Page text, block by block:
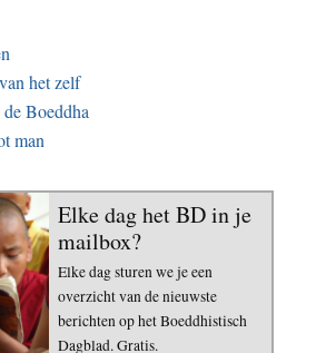
het zelf
Boeddha
man
Elke dag het BD in je
mailbox?
Elke dag sturen we je een
overzicht van de nieuwste
berichten op het Boeddhistisch
Dagblad. Gratis.